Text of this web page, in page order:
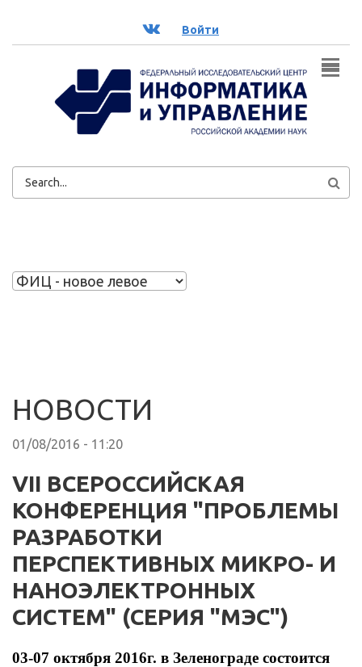
ВК Войти
ФОРМА
НОВОСТИ
01/08/2016 - 11:20
VII ВСЕРОССИЙСКАЯ
КОНФЕРЕНЦИЯ "ПРОБЛЕМЫ
РАЗРАБОТКИ
ПЕРСПЕКТИВНЫХ МИКРО- И
НАНОЭЛЕКТРОННЫХ
СИСТЕМ" (СЕРИЯ "МЭС")
03-07 октября 2016г. в Зеленограде состоится